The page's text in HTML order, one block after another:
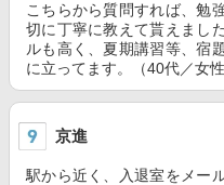
こちらから質問すれば、勉
切に丁寧に教えて貰えまし
ルも高く、夏期講習等、宿
に立ってます。（40代／女性
京進
駅から近く、入退室をメー